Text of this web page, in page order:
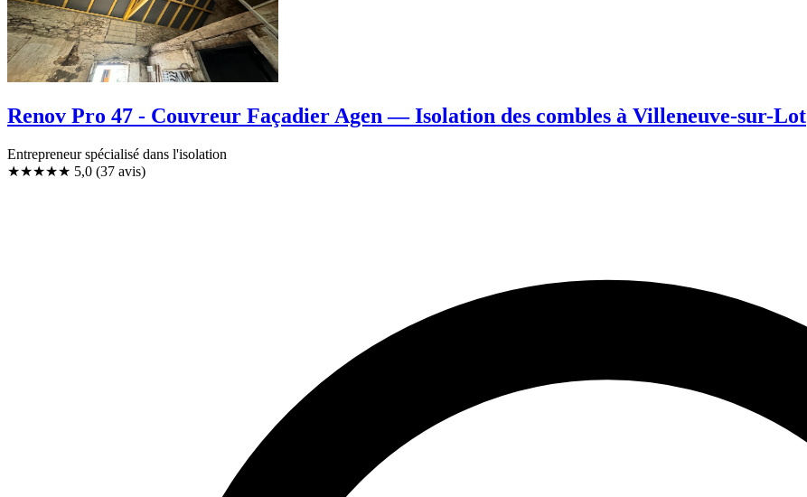
Renov Pro 47 - Couvreur Façadier Agen — Isolation des combles à Villeneuve-sur-Lot
Entrepreneur spécialisé dans l'isolation
★★★★★ 5,0 (37 avis)